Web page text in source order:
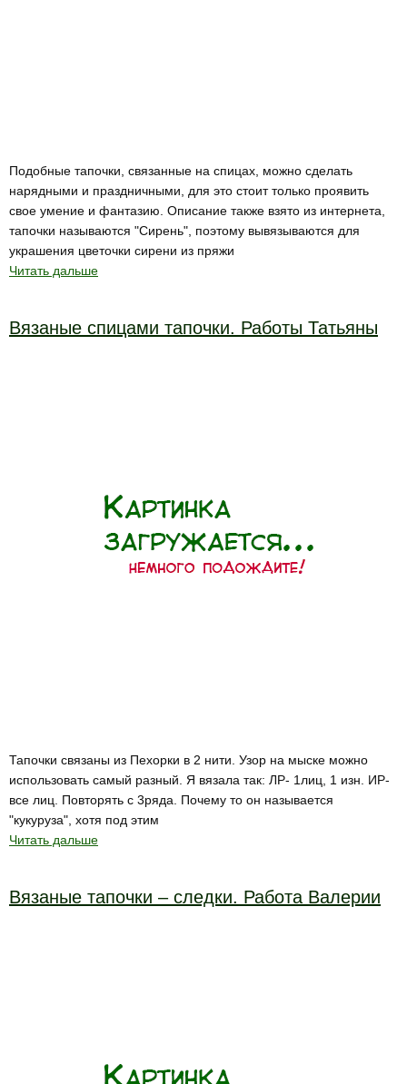
Подобные тапочки, связанные на спицах, можно сделать
нарядными и праздничными, для это стоит только проявить
свое умение и фантазию. Описание также взято из интернета,
тапочки называются "Сирень", поэтому вывязываются для
украшения цветочки сирени из пряжи
Читать дальше
Вязаные спицами тапочки. Работы Татьяны
Тапочки связаны из Пехорки в 2 нити. Узор на мыске можно
использовать самый разный. Я вязала так: ЛР- 1лиц, 1 изн. ИР-
все лиц. Повторять с 3ряда. Почему то он называется
"кукуруза", хотя под этим
Читать дальше
Вязаные тапочки – следки. Работа Валерии